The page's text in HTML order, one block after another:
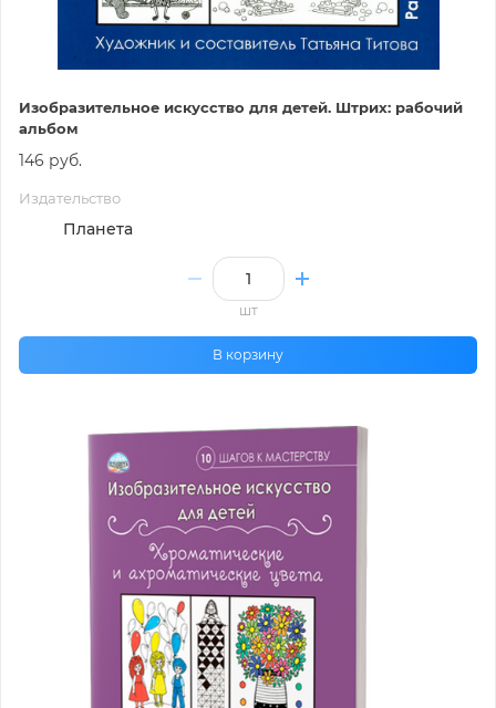
Изобразительное искусство для детей. Штрих: рабочий
альбом
146 руб.
Издательство
Планета
шт
В корзину